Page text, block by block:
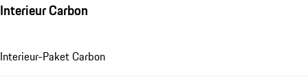
Interieur Carbon
Interieur-Paket Carbon